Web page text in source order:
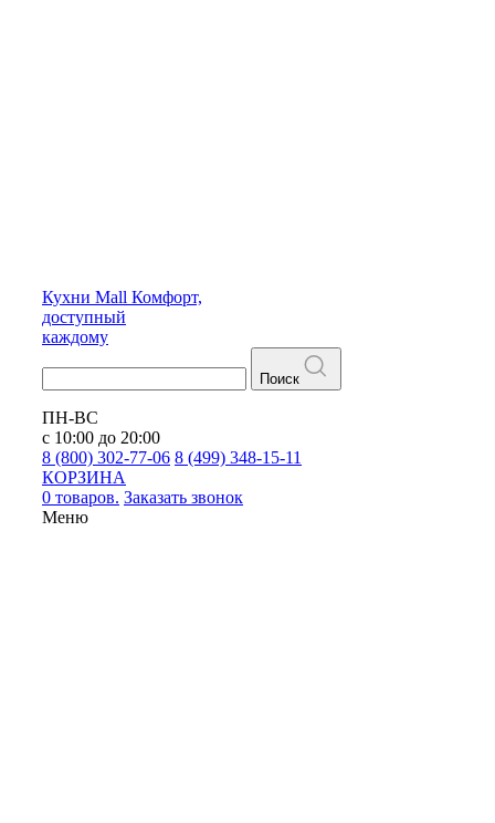
Кухни Mall Комфорт,
доступный
каждому
Поиск
ПН-ВС
с 10:00 до 20:00
8 (800) 302-77-06 8 (499) 348-15-11
КОРЗИНА
0 товаров. Заказать звонок
Меню